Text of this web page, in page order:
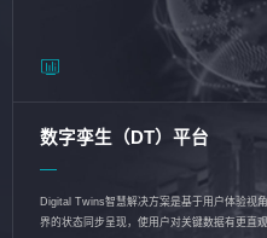
数字孪生（DT）平台
Digital Twins智慧解决方案是基于用户体验视
界的状态同步呈现，使用户对关键数据有更直